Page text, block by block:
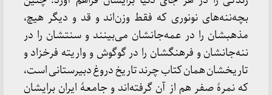
بچه‌ننه‌های نونوری که فقط وزن‌اند و قد و دیگر هیچ،
مذهبشان را در عمه‌جانشان می‌بینند و سنتشان را در
ننه‌جانشان و فرهنگشان را در گوگوش و واریته فرخزاد و
تاریخشان همان کتاب چرند تاریخ دروغ دبیرستانی است،
که نمرۀ صفر هم از آن گرفته‌اند و جامعۀ ایران برایشان